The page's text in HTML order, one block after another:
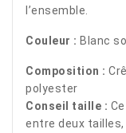
l’ensemble.
Couleur : Blanc
Composition :
polyester
Conseil taille :
entre deux